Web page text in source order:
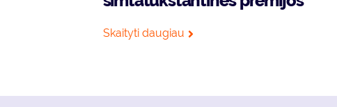
Skaityti daugiau